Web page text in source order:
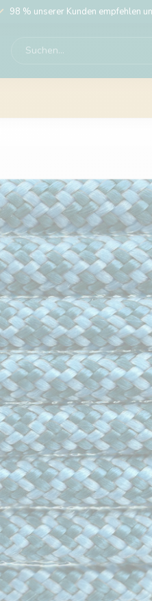
98 % unserer Kunden empfehlen